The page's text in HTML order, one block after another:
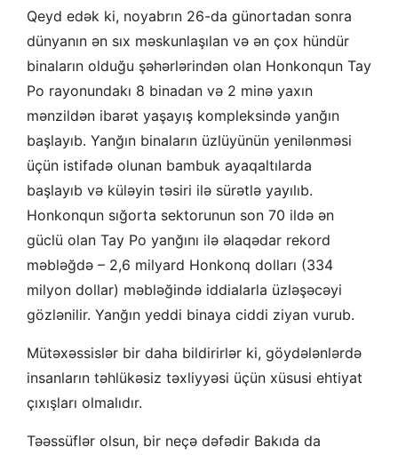
Qeyd edək ki, noyabrın 26-da günortadan sonra
dünyanın ən sıx məskunlaşılan və ən çox hündür
binaların olduğu şəhərlərindən olan Honkonqun Tay
Po rayonundakı 8 binadan və 2 minə yaxın
mənzildən ibarət yaşayış kompleksində yanğın
başlayıb. Yanğın binaların üzlüyünün yenilənməsi
üçün istifadə olunan bambuk ayaqaltılarda
başlayıb və küləyin təsiri ilə sürətlə yayılıb.
Honkonqun sığorta sektorunun son 70 ildə ən
güclü olan Tay Po yanğını ilə əlaqədar rekord
məbləğdə – 2,6 milyard Honkonq dolları (334
milyon dollar) məbləğində iddialarla üzləşəcəyi
gözlənilir. Yanğın yeddi binaya ciddi ziyan vurub.
Mütəxəssislər bir daha bildirirlər ki, göydələnlərdə
insanların təhlükəsiz təxliyyəsi üçün xüsusi ehtiyat
çıxışları olmalıdır.
Təəssüflər olsun, bir neçə dəfədir Bakıda da